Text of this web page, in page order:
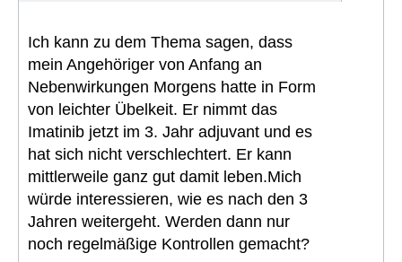
Ich kann zu dem Thema sagen, dass
mein Angehöriger von Anfang an
Nebenwirkungen Morgens hatte in Form
von leichter Übelkeit. Er nimmt das
Imatinib jetzt im 3. Jahr adjuvant und es
hat sich nicht verschlechtert. Er kann
mittlerweile ganz gut damit leben.Mich
würde interessieren, wie es nach den 3
Jahren weitergeht. Werden dann nur
noch regelmäßige Kontrollen gemacht?